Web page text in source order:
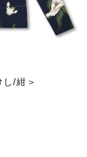
/紺＞